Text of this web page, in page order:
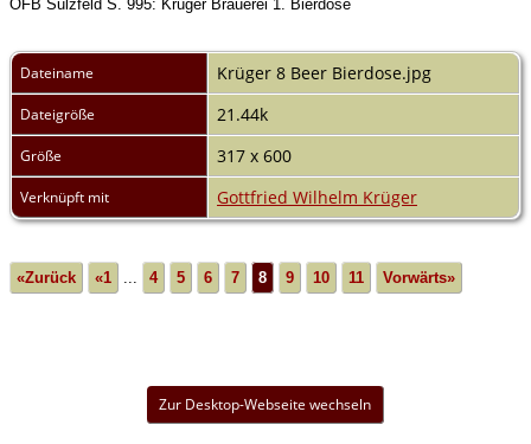
OFB Sulzfeld S. 995: Krüger Brauerei 1. Bierdose
Dateiname Krüger 8 Beer Bierdose.jpg
Dateigröße 21.44k
Größe 317 x 600
Verknüpft mit Gottfried Wilhelm Krüger
«Zurück «1 ... 4 5 6 7 8 9 10 11 Vorwärts»
Zur Desktop-Webseite wechseln